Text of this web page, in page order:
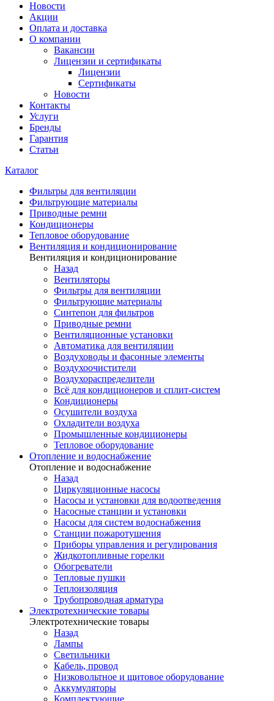
Новости
Акции
Оплата и доставка
О компании
Вакансии
Лицензии и сертификаты
Лицензии
Сертификаты
Новости
Контакты
Услуги
Бренды
Гарантия
Статьи
Каталог
Фильтры для вентиляции
Фильтрующие материалы
Приводные ремни
Кондиционеры
Тепловое оборудование
Вентиляция и кондиционирование
Вентиляция и кондиционирование
Назад
Вентиляторы
Фильтры для вентиляции
Фильтрующие материалы
Синтепон для фильтров
Приводные ремни
Вентиляционные установки
Автоматика для вентиляции
Воздуховоды и фасонные элементы
Воздухоочистители
Воздухораспределители
Всё для кондиционеров и сплит-систем
Кондиционеры
Осушители воздуха
Охладители воздуха
Промышленные кондиционеры
Тепловое оборудование
Отопление и водоснабжение
Отопление и водоснабжение
Назад
Циркуляционные насосы
Насосы и установки для водоотведения
Насосные станции и установки
Насосы для систем водоснабжения
Станции пожаротушения
Приборы управления и регулирования
Жидкотопливные горелки
Обогреватели
Тепловые пушки
Теплоизоляция
Трубопроводная арматура
Электротехнические товары
Электротехнические товары
Назад
Лампы
Светильники
Кабель, провод
Низковольтное и щитовое оборудование
Аккумуляторы
Комплектующие